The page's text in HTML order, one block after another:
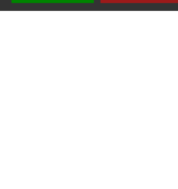
En renseignant votre adresse